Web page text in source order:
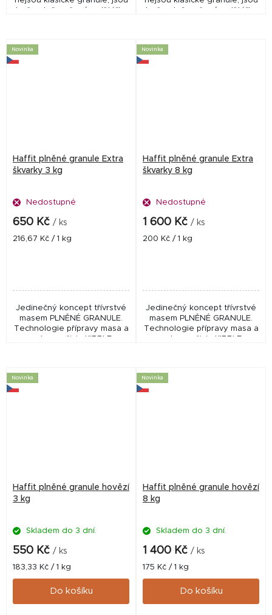
to čerstvě pečené polštářky
to čerstvě pečené polštářky
Novinka
Haffit plněné granule Extra
škvarky 3 kg
Nedostupné
650 Kč / ks
Měrná
216,67 Kč / 1 kg
Jedinečný koncept třívrstvé
masem PLNĚNÉ GRANULE.
Technologie přípravy masa a
ochrany živin KIBBLE
Novinka
Haffit plněné granule Extra
škvarky 8 kg
Nedostupné
1 600 Kč / ks
Měrná
200 Kč / 1 kg
Jedinečný koncept třívrstvé
masem PLNĚNÉ GRANULE.
Technologie přípravy masa a
ochrany živin KIBBLE
Novinka
Haffit plněné granule hovězí
3 kg
Skladem do 3 dní.
550 Kč / ks
Měrná
cena:
183,33 Kč / 1 kg
Do košíku
Novinka
Haffit plněné granule hovězí
8 kg
Skladem do 3 dní.
1 400 Kč / ks
Měrná
cena:
175 Kč / 1 kg
Do košíku